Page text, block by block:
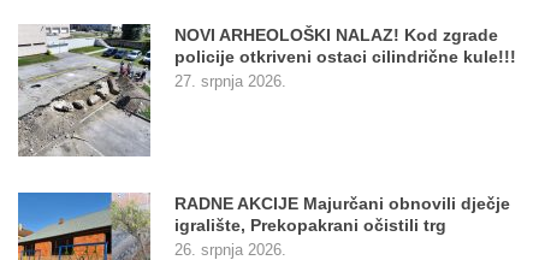
NOVI ARHEOLOŠKI NALAZ! Kod zgrade
policije otkriveni ostaci cilindrične kule!!!
27. srpnja 2026.
RADNE AKCIJE Majurčani obnovili dječje
igralište, Prekopakrani očistili trg
26. srpnja 2026.